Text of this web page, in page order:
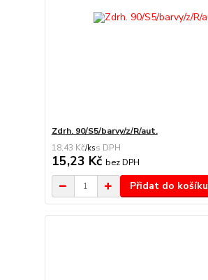
Zdrh. 90/S5/barvy/z/R/aut.
18,43 Kč/ks
15,23 Kč bez DPH
Přidat do košíku